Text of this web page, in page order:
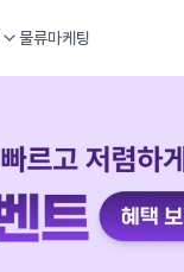
물류마케팅